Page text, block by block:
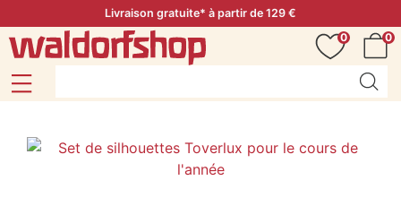
Livraison gratuite* à partir de 129 €
0
0